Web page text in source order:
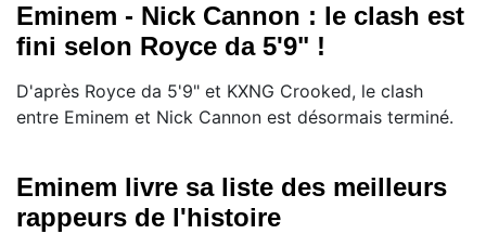
Eminem - Nick Cannon : le clash est
fini selon Royce da 5'9" !
D'après Royce da 5'9" et KXNG Crooked, le clash
entre Eminem et Nick Cannon est désormais terminé.
Eminem livre sa liste des meilleurs
rappeurs de l'histoire